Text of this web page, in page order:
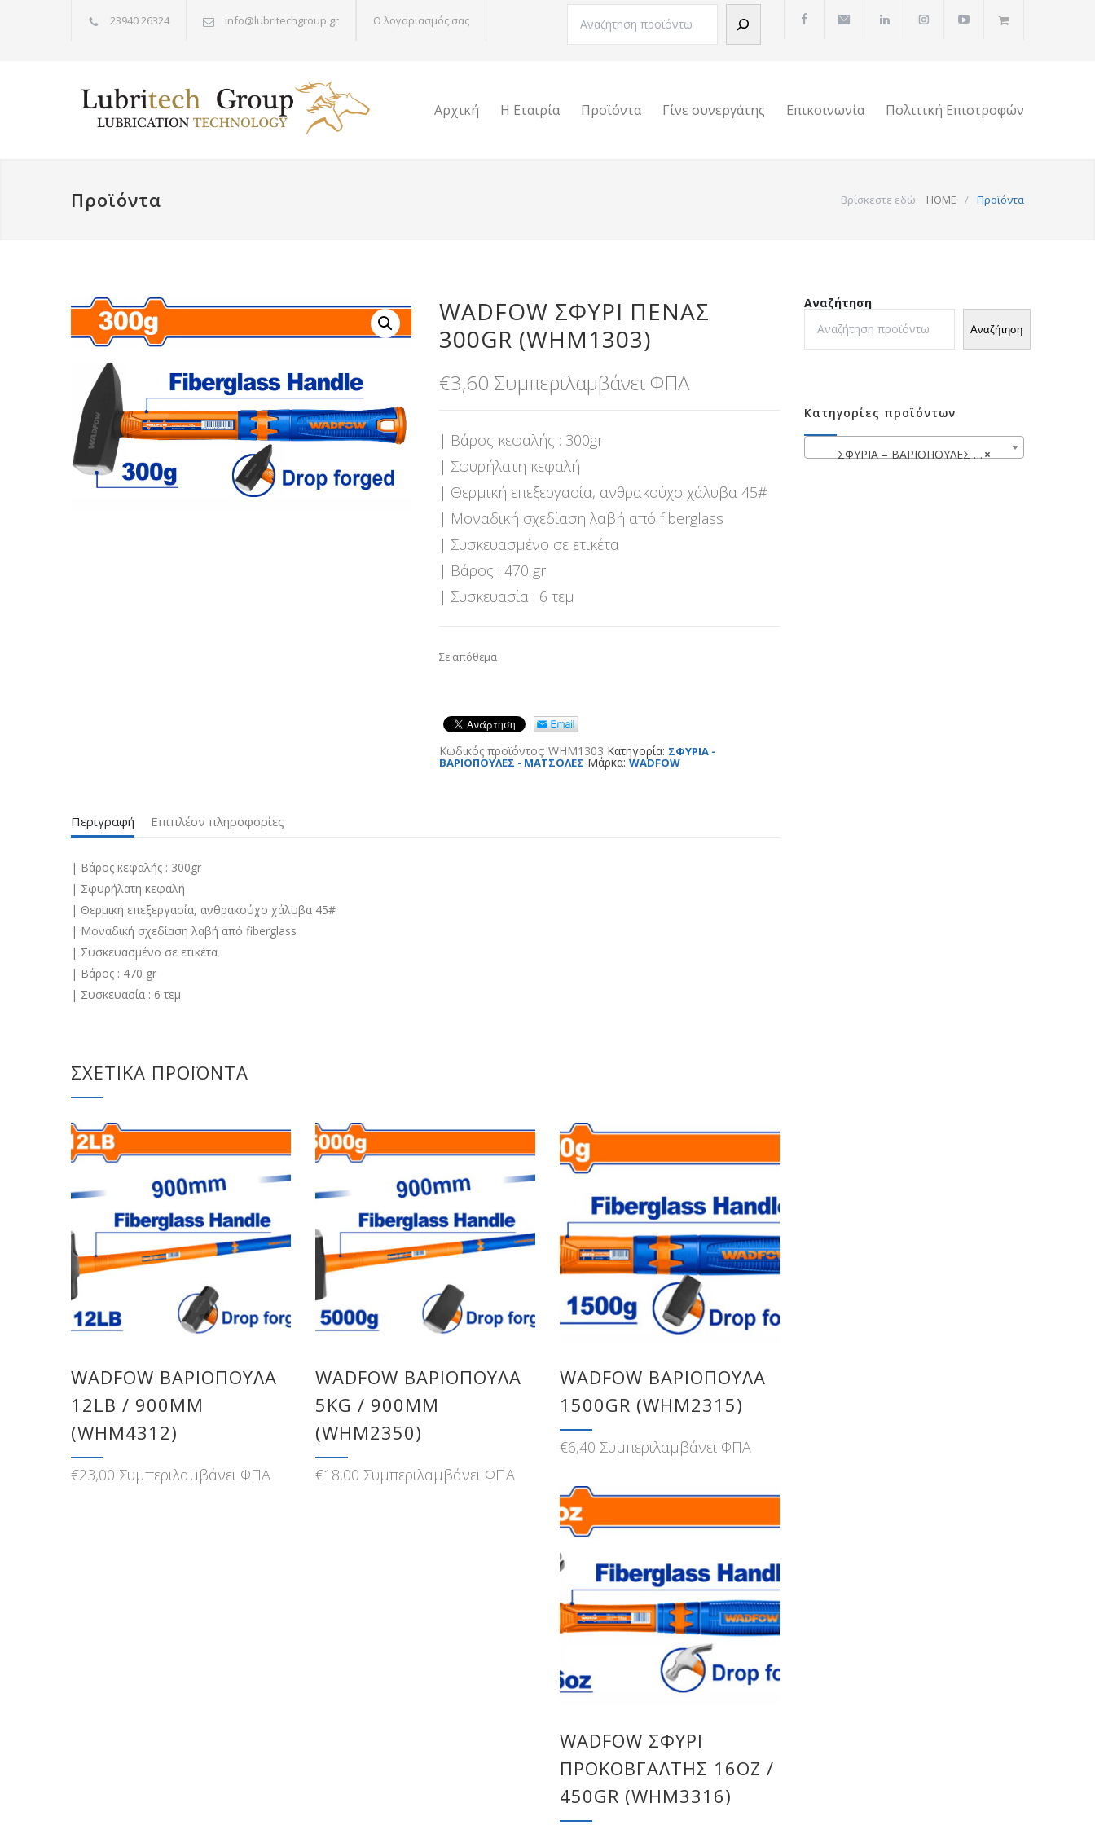
23940 26324 info@lubritechgroup.gr Ο λογαριασμός σας
Αναζήτηση
Αρχική Η Εταιρία Προϊόντα Γίνε συνεργάτης Επικοινωνία Πολιτική Επιστροφών
Προϊόντα Βρίσκεστε εδώ: HOME / Προϊόντα
WADFOW ΣΦΥΡΙ ΠΕΝΑΣ
300GR (WHM1303)
€3,60 Συμπεριλαμβάνει ΦΠΑ
| Βάρος κεφαλής : 300gr
| Σφυρήλατη κεφαλή
| Θερμική επεξεργασία, ανθρακούχο χάλυβα 45#
| Μοναδική σχεδίαση λαβή από fiberglass
| Συσκευασμένο σε ετικέτα
| Βάρος : 470 gr
| Συσκευασία : 6 τεμ
Σε απόθεμα
Κωδικός προϊόντος:WHM1303 Κατηγορία: ΣΦΥΡΙΑ -
ΒΑΡΙΟΠΟΥΛΕΣ - ΜΑΤΣΟΛΕΣ Μάρκα:WADFOW
Περιγραφή Επιπλέον πληροφορίες
| Βάρος κεφαλής : 300gr
| Σφυρήλατη κεφαλή
| Θερμική επεξεργασία, ανθρακούχο χάλυβα 45#
| Μοναδική σχεδίαση λαβή από fiberglass
| Συσκευασμένο σε ετικέτα
| Βάρος : 470 gr
| Συσκευασία : 6 τεμ
ΣΧΕΤΙΚΆ ΠΡΟΪΌΝΤΑ
WADFOW ΒΑΡΙΟΠΟΥΛΑ
12LB / 900MM
(WHM4312)
€23,00 Συμπεριλαμβάνει ΦΠΑ
WADFOW ΒΑΡΙΟΠΟΥΛΑ
5KG / 900MM
(WHM2350)
€18,00 Συμπεριλαμβάνει ΦΠΑ
WADFOW ΒΑΡΙΟΠΟΥΛΑ
1500GR (WHM2315)
€6,40 Συμπεριλαμβάνει ΦΠΑ
WADFOW ΣΦΥΡΙ
ΠΡΟΚΟΒΓΑΛΤΗΣ 16OZ /
450GR (WHM3316)
Αναζήτηση
Αναζήτηση
Κατηγορίες προϊόντων
×
ΣΦΥΡΙΑ – ΒΑΡΙΟΠΟΥΛΕΣ – ΜΑΤΣΟΛΕΣ